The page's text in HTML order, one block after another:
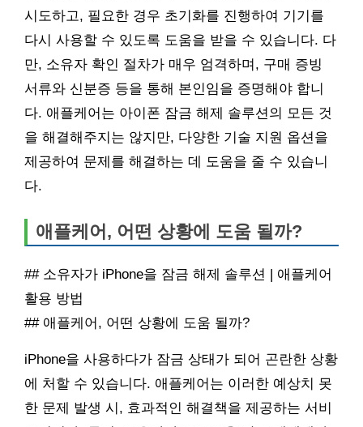
시도하고, 필요한 경우 초기화를 진행하여 기기를
다시 사용할 수 있도록 도움을 받을 수 있습니다. 다
만, 소유자 확인 절차가 매우 엄격하며, 구매 증빙
서류와 신분증 등을 통해 본인임을 증명해야 합니
다. 애플케어는 아이폰 잠금 해제 솔루션의 모든 것
을 해결해주지는 않지만, 다양한 기술 지원 옵션을
제공하여 문제를 해결하는 데 도움을 줄 수 있습니
다.
애플케어, 어떤 상황에 도움 될까?
## 소유자가 iPhone을 잠금 해제 솔루션 | 애플케어
활용 방법
## 애플케어, 어떤 상황에 도움 될까?
iPhone을 사용하다가 잠금 상태가 되어 곤란한 상황
에 처할 수 있습니다. 애플케어는 이러한 예상치 못
한 문제 발생 시, 효과적인 해결책을 제공하는 서비